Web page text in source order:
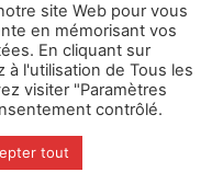
rights reserved
site Web pour vous
en mémorisant vos
En cliquant sur
l'utilisation de Tous les
visiter "Paramètres
contrôlé.
tout